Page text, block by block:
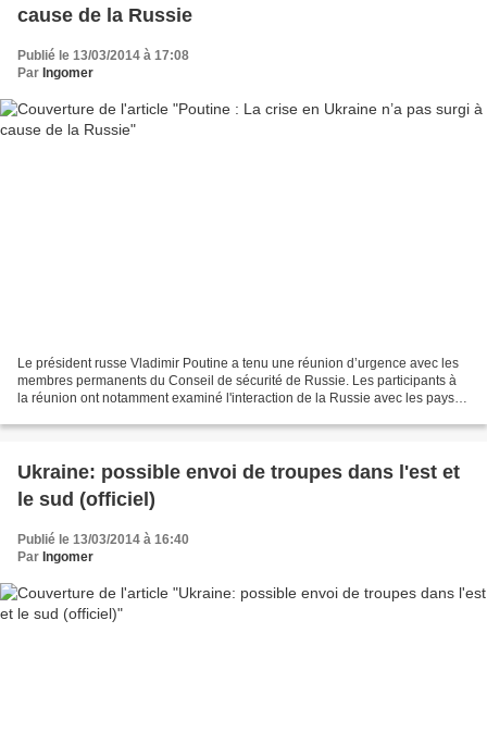
cause de la Russie
Publié le 13/03/2014 à 17:08
Par Ingomer
Le président russe Vladimir Poutine a tenu une réunion d’urgence avec les
membres permanents du Conseil de sécurité de Russie. Les participants à
la réunion ont notamment examiné l'interaction de la Russie avec les pays
Ukraine: possible envoi de troupes dans l'est et
le sud (officiel)
Publié le 13/03/2014 à 16:40
Par Ingomer